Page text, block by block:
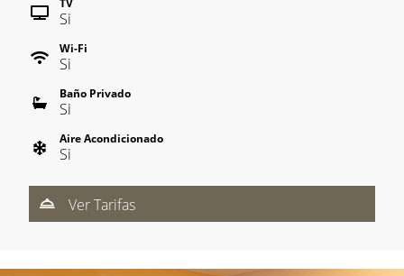
TV
Si
Wi-Fi
Si
Baño Privado
Si
Aire Acondicionado
Si
Ver Tarifas